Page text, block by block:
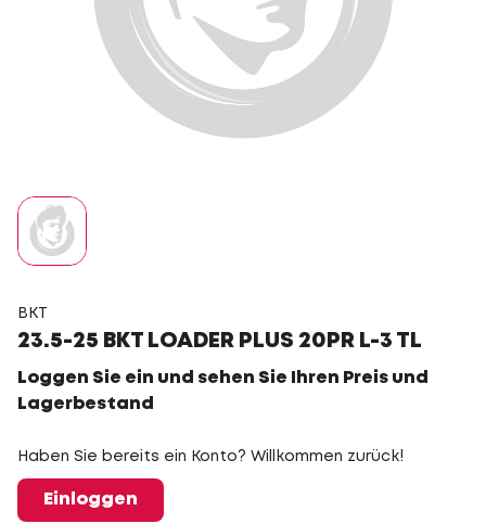
BKT
23.5-25 BKT LOADER PLUS 20PR L-3 TL
Loggen Sie ein und sehen Sie Ihren Preis und
Lagerbestand
Haben Sie bereits ein Konto? Willkommen zurück!
Einloggen